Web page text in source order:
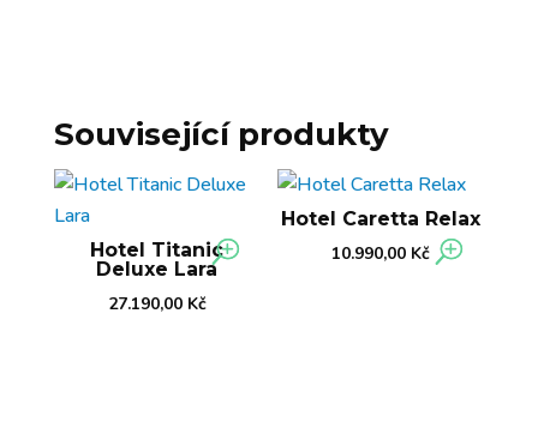
Související produkty
Hotel Titanic
Deluxe Lara
27.190,00 Kč
Hotel Caretta Relax
10.990,00 Kč